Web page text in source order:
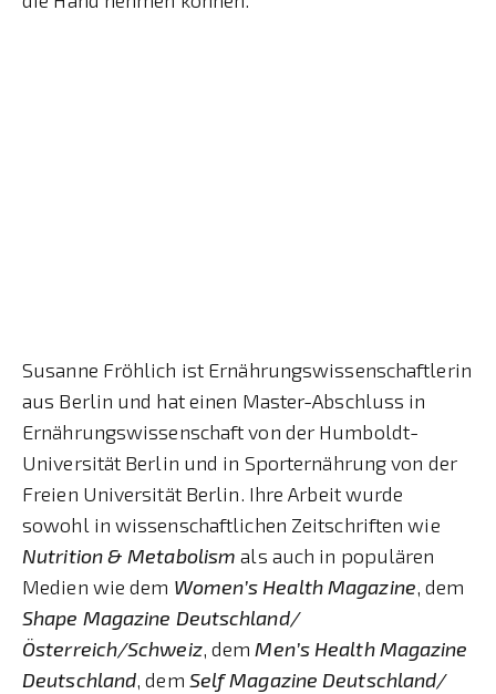
Susanne Fröhlich ist Ernährungswissenschaftlerin
aus Berlin und hat einen Master-Abschluss in
Ernährungswissenschaft von der Humboldt-
Universität Berlin und in Sporternährung von der
Freien Universität Berlin. Ihre Arbeit wurde
sowohl in wissenschaftlichen Zeitschriften wie
Nutrition & Metabolism als auch in populären
Medien wie dem Women’s Health Magazine, dem
Shape Magazine Deutschland/
Österreich/Schweiz, demMen’s Health Magazine
Deutschland, dem Self Magazine Deutschland/